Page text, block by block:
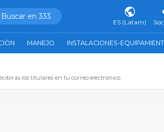
Buscar en 333
ES (Latam)
MANEJO INSTALACIONES-
los titulares en tu correo electrónico.